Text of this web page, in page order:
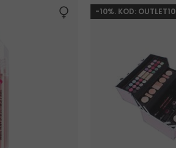
-10%. KOD: OUTLET10